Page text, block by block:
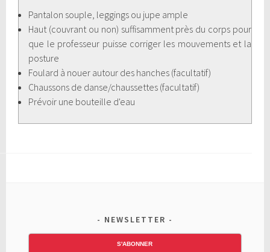
Pantalon souple, leggings ou jupe ample
Haut (couvrant ou non) suffisamment près du corps pour
que le professeur puisse corriger les mouvements et la
posture
Foulard à nouer autour des hanches (facultatif)
Chaussons de danse/chaussettes (facultatif)
Prévoir une bouteille d'eau
NEWSLETTER
S'ABONNER